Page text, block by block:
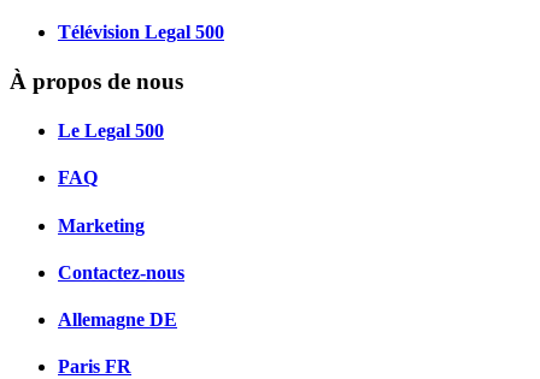
Télévision Legal 500
À propos de nous
Le Legal 500
FAQ
Marketing
Contactez-nous
Allemagne DE
Paris FR